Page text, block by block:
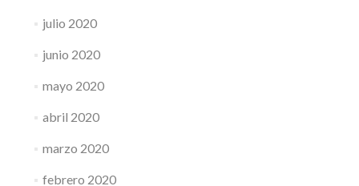
julio 2020
junio 2020
mayo 2020
abril 2020
marzo 2020
febrero 2020